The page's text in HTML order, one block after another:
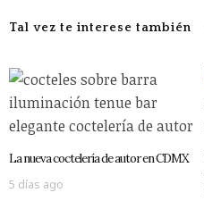
Tal vez te interese también
La nueva coctelería de autor en CDMX
5 días ago